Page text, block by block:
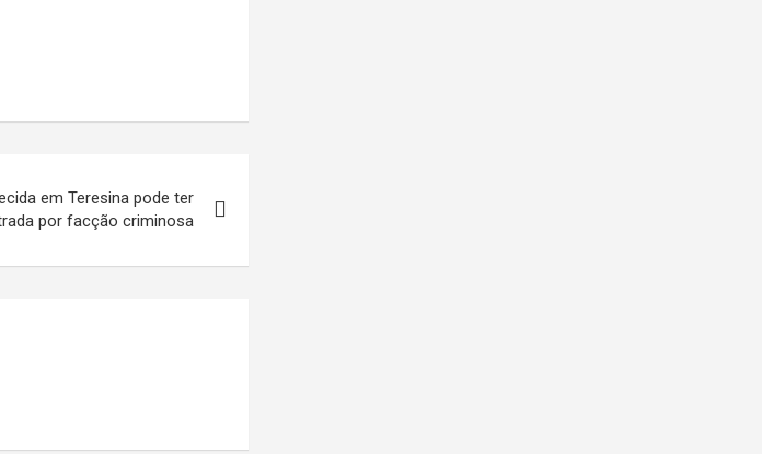
em Teresina pode ter
por facção criminosa